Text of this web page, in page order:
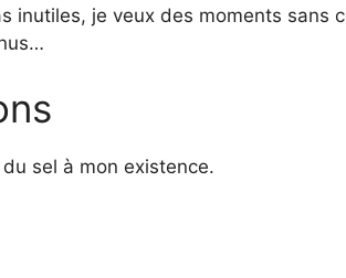
inutiles, je veux des moments sans
sel à mon existence.